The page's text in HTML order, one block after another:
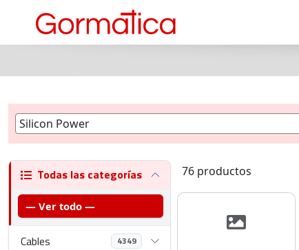
Todas las categorías
— Ver todo —
Cables 4349
76 productos